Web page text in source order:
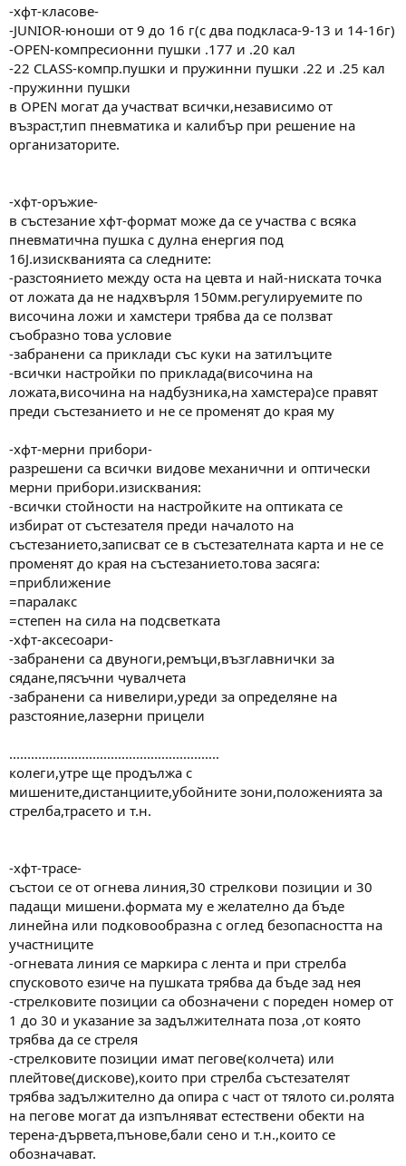
-хфт-класове-
-JUNIOR-юноши от 9 до 16 г(с два подкласа-9-13 и 14-16г)
-OPEN-компресионни пушки .177 и .20 кал
-22 CLASS-компр.пушки и пружинни пушки .22 и .25 кал
-пружинни пушки
в OPEN могат да участват всички,независимо от
възраст,тип пневматика и калибър при решение на
организаторите.
-хфт-оръжие-
в състезание хфт-формат може да се участва с всяка
пневматична пушка с дулна енергия под
16J.изискванията са следните:
-разстоянието между оста на цевта и най-ниската точка
от ложата да не надхвърля 150мм.регулируемите по
височина ложи и хамстери трябва да се ползват
съобразно това условие
-забранени са приклади със куки на затилъците
-всички настройки по приклада(височина на
ложата,височина на надбузника,на хамстера)се правят
преди състезанието и не се променят до края му
-хфт-мерни прибори-
разрешени са всички видове механични и оптически
мерни прибори.изисквания:
-всички стойности на настройките на оптиката се
избират от състезателя преди началото на
състезанието,записват се в състезателната карта и не се
променят до края на състезанието.това засяга:
=приближение
=паралакс
=степен на сила на подсветката
-хфт-аксесоари-
-забранени са двуноги,ремъци,възглавнички за
сядане,пясъчни чувалчета
-забранени са нивелири,уреди за определяне на
разстояние,лазерни прицели
..........................................................
колеги,утре ще продължа с
мишените,дистанциите,убойните зони,положенията за
стрелба,трасето и т.н.
-хфт-трасе-
състои се от огнева линия,30 стрелкови позиции и 30
падащи мишени.формата му е желателно да бъде
линейна или подковообразна с оглед безопасността на
участниците
-огневата линия се маркира с лента и при стрелба
спусковото езиче на пушката трябва да бъде зад нея
-стрелковите позиции са обозначени с пореден номер от
1 до 30 и указание за задължителната поза ,от която
трябва да се стреля
-стрелковите позиции имат пегове(колчета) или
плейтове(дискове),които при стрелба състезателят
трябва задължително да опира с част от тялото си.ролята
на пегове могат да изпълняват естествени обекти на
терена-дървета,пънове,бали сено и т.н.,които се
обозначават.